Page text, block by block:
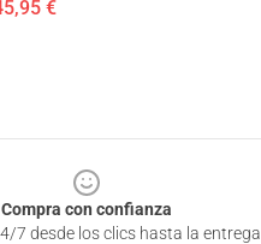
€
Compra con confianza
7 desde los clics hasta la entrega